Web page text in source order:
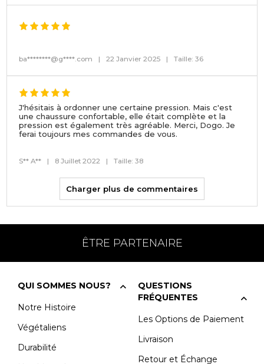
ba********@g****.com | 22 Janvier 2025 | Taille: 36
J'hésitais à ordonner une certaine pression. Mais c'est
une chaussure confortable, elle était complète et la
pression est également très agréable. Merci, Dogo. Je
ferai toujours mes commandes de vous.
S** A** | 8 Juillet 2022 | Taille: 38
Charger plus de commentaires
ÊTRE PARTENAIRE
QUI SOMMES NOUS?
Notre Histoire
Végétaliens
Durabilité
QUESTIONS
FRÉQUENTES
Les Options de Paiement
Livraison
Retour et Échange